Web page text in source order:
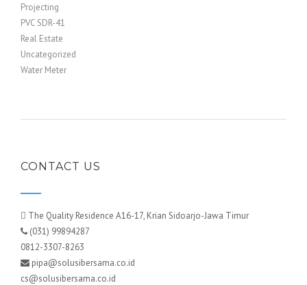
Projecting
PVC SDR-41
Real Estate
Uncategorized
Water Meter
CONTACT US
The Quality Residence A16-17, Krian Sidoarjo-Jawa Timur
(031) 99894287
0812-3307-8263
pipa@solusibersama.co.id
cs@solusibersama.co.id